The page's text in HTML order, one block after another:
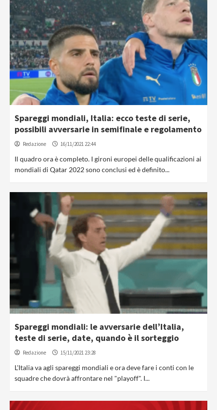
Spareggi mondiali, Italia: ecco teste di serie,
possibili avversarie in semifinale e regolamento
Redazione 16/11/2021 22:44
Il quadro ora è completo. I gironi europei delle qualificazioni ai
mondiali di Qatar 2022 sono conclusi ed è definito...
Spareggi mondiali: le avversarie dell’Italia,
teste di serie, date, quando è il sorteggio
Redazione 15/11/2021 23:28
L'Italia va agli spareggi mondiali e ora deve fare i conti con le
squadre che dovrà affrontare nel "playoff". I...